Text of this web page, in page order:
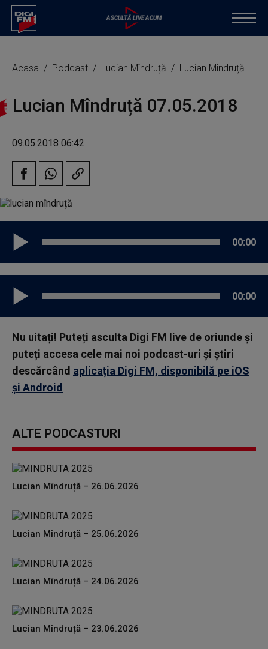
Acasa Podcast Lucian Mîndruță Lucian Mîndruță 07.05.2018
Lucian Mîndruță 07.05.2018
09.05.2018 06:42
00:00
00:00
Nu uitați! Puteți asculta Digi FM live de oriunde și
puteți accesa cele mai noi podcast-uri și știri
descărcând aplicația Digi FM, disponibilă pe iOS
și Android
ALTE PODCASTURI
Lucian Mîndruță – 26.06.2026
Lucian Mîndruță – 25.06.2026
Lucian Mîndruță – 24.06.2026
Lucian Mîndruță – 23.06.2026